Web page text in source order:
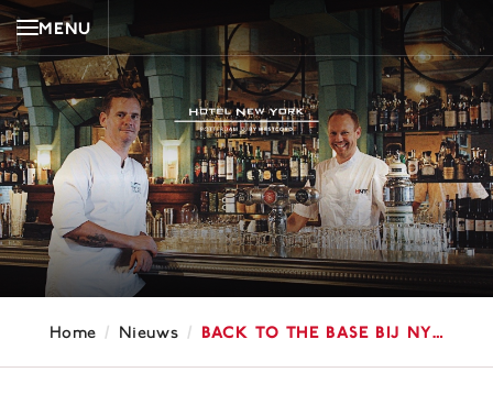
MENU
Home / Nieuws / Back to the Base bij NY…